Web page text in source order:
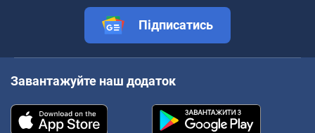
Підписатись
Завантажуйте наш додаток